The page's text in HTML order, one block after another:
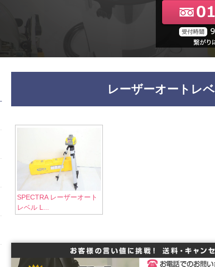
レーザーオートレ
SPECTRA レーザーオート
レベル L...